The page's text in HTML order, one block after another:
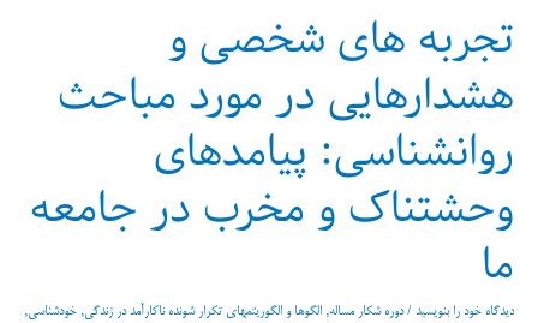
تجربه های شخصی و
هشدارهایی در مورد مباحث
روانشناسی: پیامدهای
وحشتناک و مخرب در جامعه
ما
دیدگاه‌ خود را بنویسید /دوره شکار مساله, الگوها و الگوریتمهای تکرار شونده ناکارآمد در زندگی, خودشناسی,